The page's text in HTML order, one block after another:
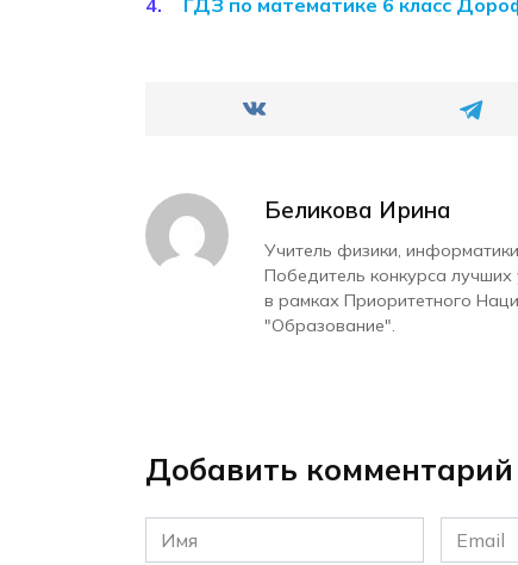
ГДЗ по математике 6 класс
Беликова Ирина
Учитель физики,
Победитель конкурса
в рамках Приоритетного
"Образование".
Добавить комментарий
Имя
*
Email
*